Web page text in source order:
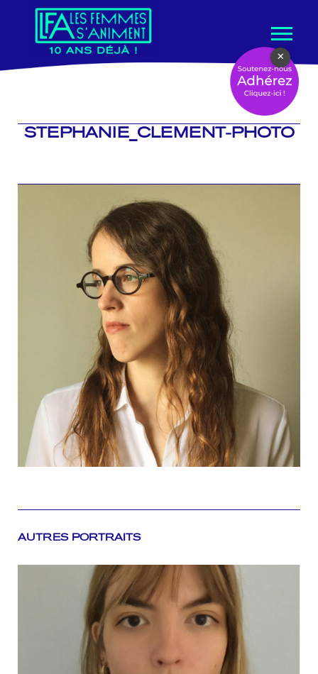
contenu
STEPHANIE_CLEMENT-PHOTO
AUTRES PORTRAITS
×